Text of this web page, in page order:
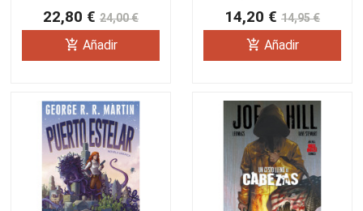
22,80 € 24,00 €
add_shopping_cart Añadir
14,20 € 14,95 €
add_shopping_cart Añadir